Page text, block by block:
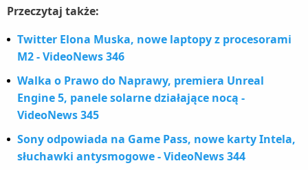
Przeczytaj także:
Twitter Elona Muska, nowe laptopy z procesorami
M2 - VideoNews 346
Walka o Prawo do Naprawy, premiera Unreal
Engine 5, panele solarne działające nocą -
VideoNews 345
Sony odpowiada na Game Pass, nowe karty Intela,
słuchawki antysmogowe - VideoNews 344